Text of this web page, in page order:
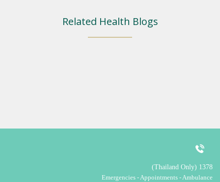
Related Health Blogs
1378 (Thailand Only)
Emergencies - Appointments - Ambulance